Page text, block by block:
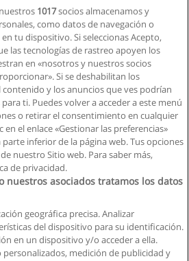
Reglas de uso
1017socios almacenamos y
como datos de navegación o
tu dispositivo. Si seleccionas Acepto,
las tecnologías de rastreo apoyen los
en «nosotros y nuestros socios
Si se deshabilitan los
y los anuncios que ves podrían
ti. Puedes volver a acceder a este menú
o retirar el consentimiento en cualquier
el enlace «Gestionar las preferencias»
parte inferior de la página web. Tus opciones
nuestro Sitio web. Para saber más,
de privacidad.
nuestros asociados tratamos los datos
geográfica precisa. Analizar
del dispositivo para su identificación.
en un dispositivo y/o acceder a ella.
medición de publicidad y